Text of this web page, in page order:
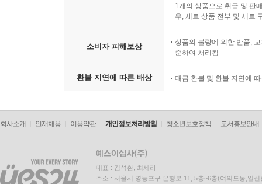
1개의 상품으로 취급 및 판
우, 세트 상품 전부 및 세트
소비자 피해보상
상품의 불량에 의한 반품,
준하여 처리됨
환불 지연에 따른 배상 대금 환불 및 환불 지연에
회사소개 인재채용 이용약관 개인정보처리방침 청소년보호정책 도서홍보안내
대표 : 김석환, 최세라
주소 : 서울시 영등포구 은행로 11, 5층~6층(여의도동,일신